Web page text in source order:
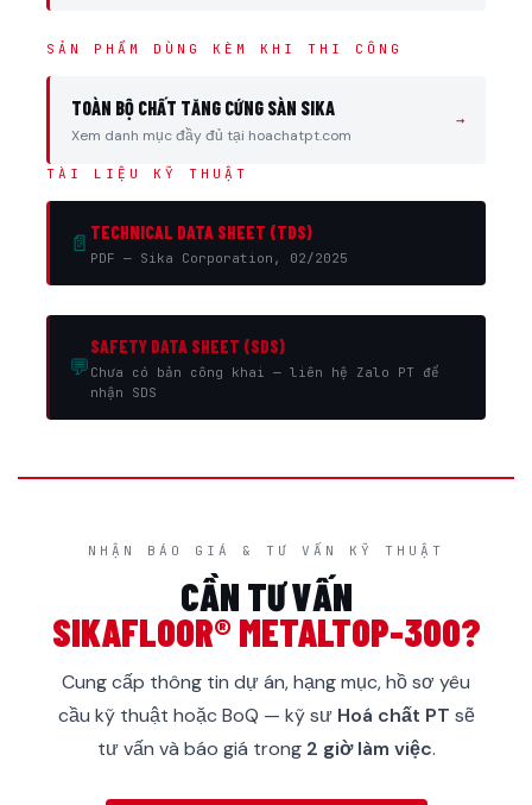
SẢN PHẨM DÙNG KÈM KHI THI CÔNG
TOÀN BỘ CHẤT TĂNG CỨNG SÀN SIKA
Xem danh mục đầy đủ tại hoachatpt.com
→
TÀI LIỆU KỸ THUẬT
📄 TECHNICAL DATA SHEET (TDS)
PDF — Sika Corporation, 02/2025
💬
SAFETY DATA SHEET (SDS)
Chưa có bản công khai — liên hệ Zalo PT để
nhận SDS
NHẬN BÁO GIÁ & TƯ VẤN KỸ THUẬT
CẦN TƯ VẤN
SIKAFLOOR® METALTOP-300?
Cung cấp thông tin dự án, hạng mục, hồ sơ yêu
cầu kỹ thuật hoặc BoQ — kỹ sư Hoá chất PT sẽ
tư vấn và báo giá trong 2 giờ làm việc.